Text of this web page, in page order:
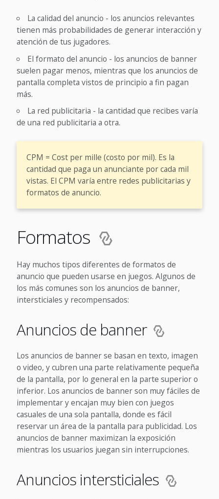
La calidad del anuncio - los anuncios relevantes
tienen más probabilidades de generar interacción y
atención de tus jugadores.
El formato del anuncio - los anuncios de banner
suelen pagar menos, mientras que los anuncios de
pantalla completa vistos de principio a fin pagan
más.
La red publicitaria - la cantidad que recibes varía
de una red publicitaria a otra.
CPM = Cost per mille (costo por mil). Es la
cantidad que paga un anunciante por cada mil
vistas. El CPM varía entre redes publicitarias y
formatos de anuncio.
Formatos
Hay muchos tipos diferentes de formatos de
anuncio que pueden usarse en juegos. Algunos de
los más comunes son los anuncios de banner,
intersticiales y recompensados:
Anuncios de banner
Los anuncios de banner se basan en texto, imagen
o video, y cubren una parte relativamente pequeña
de la pantalla, por lo general en la parte superior o
inferior. Los anuncios de banner son muy fáciles de
implementar y encajan muy bien con juegos
casuales de una sola pantalla, donde es fácil
reservar un área de la pantalla para publicidad. Los
anuncios de banner maximizan la exposición
mientras los usuarios juegan sin interrupciones.
Anuncios intersticiales